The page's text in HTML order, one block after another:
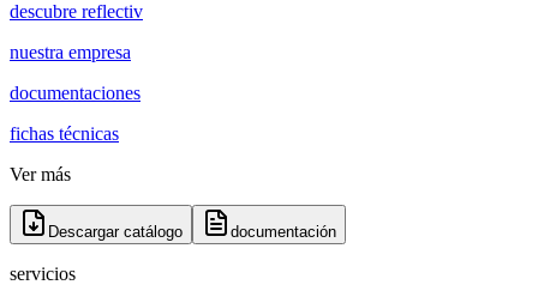
descubre reflectiv
nuestra empresa
documentaciones
fichas técnicas
Ver más
Descargar catálogo documentación
servicios